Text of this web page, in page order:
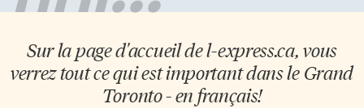
Sur la page d'accueil del-express.ca, vous
verrez tout ce qui est important dans le Grand
Toronto - en français!